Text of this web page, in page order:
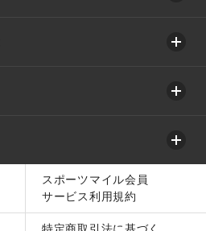
スポーツマイル会員
サービス利用規約
特定商取引法に基づく